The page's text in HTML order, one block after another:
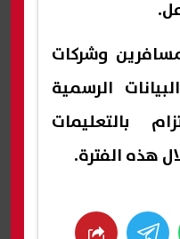
وشركات
الرسمية
بالتعليمات
هذه الفترة.